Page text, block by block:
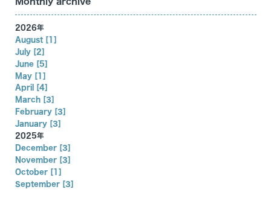
リンク
患者の方はこちら
2026年
August [1]
July [2]
June [5]
May [1]
April [4]
March [3]
February [3]
January [3]
2025年
December [3]
November [3]
October [1]
September [3]